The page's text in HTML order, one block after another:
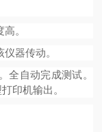
。
器传动。
全自动完成测试。
印机输出。